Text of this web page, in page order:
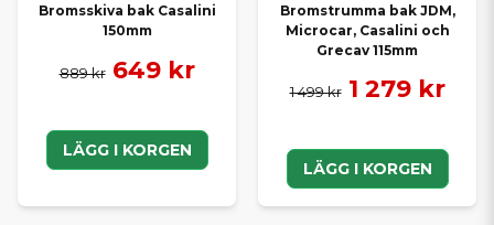
Bromsskiva bak Casalini
150mm
889 kr 649 kr
LÄGG I KORGEN
Bromstrumma bak JDM,
Microcar, Casalini och
Grecav 115mm
1 499 kr 1 279 kr
LÄGG I KORGEN